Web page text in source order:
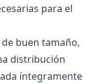
para el
buen tamaño,
distribución
íntegramente